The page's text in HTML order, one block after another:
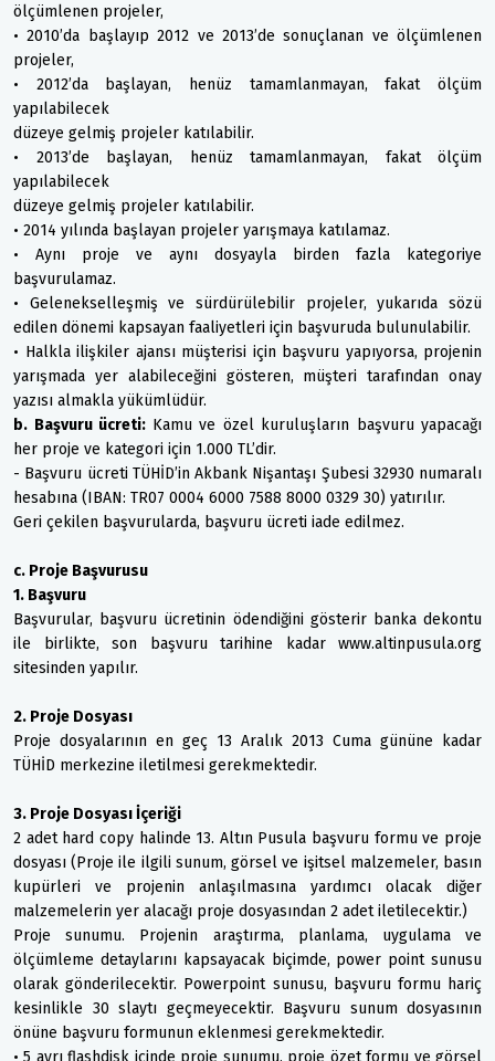
ölçümlenen projeler,
• 2010’da başlayıp 2012 ve 2013’de sonuçlanan ve ölçümlenen
projeler,
• 2012’da başlayan, henüz tamamlanmayan, fakat ölçüm
yapılabilecek
düzeye gelmiş projeler katılabilir.
• 2013’de başlayan, henüz tamamlanmayan, fakat ölçüm
yapılabilecek
düzeye gelmiş projeler katılabilir.
• 2014 yılında başlayan projeler yarışmaya katılamaz.
• Aynı proje ve aynı dosyayla birden fazla kategoriye
başvurulamaz.
• Gelenekselleşmiş ve sürdürülebilir projeler, yukarıda sözü
edilen dönemi kapsayan faaliyetleri için başvuruda bulunulabilir.
• Halkla ilişkiler ajansı müşterisi için başvuru yapıyorsa, projenin
yarışmada yer alabileceğini gösteren, müşteri tarafından onay
yazısı almakla yükümlüdür.
b. Başvuru ücreti: Kamu ve özel kuruluşların başvuru yapacağı
her proje ve kategori için 1.000 TL’dir.
- Başvuru ücreti TÜHİD’in Akbank Nişantaşı Şubesi 32930 numaralı
hesabına (IBAN: TR07 0004 6000 7588 8000 0329 30) yatırılır.
Geri çekilen başvurularda, başvuru ücreti iade edilmez.
c. Proje Başvurusu
1. Başvuru
Başvurular, başvuru ücretinin ödendiğini gösterir banka dekontu
ile birlikte, son başvuru tarihine kadar www.altinpusula.org
sitesinden yapılır.
2. Proje Dosyası
Proje dosyalarının en geç 13 Aralık 2013 Cuma gününe kadar
TÜHİD merkezine iletilmesi gerekmektedir.
3. Proje Dosyası İçeriği
2 adet hard copy halinde 13. Altın Pusula başvuru formu ve proje
dosyası (Proje ile ilgili sunum, görsel ve işitsel malzemeler, basın
kupürleri ve projenin anlaşılmasına yardımcı olacak diğer
malzemelerin yer alacağı proje dosyasından 2 adet iletilecektir.)
Proje sunumu. Projenin araştırma, planlama, uygulama ve
ölçümleme detaylarını kapsayacak biçimde, power point sunusu
olarak gönderilecektir. Powerpoint sunusu, başvuru formu hariç
kesinlikle 30 slaytı geçmeyecektir. Başvuru sunum dosyasının
önüne başvuru formunun eklenmesi gerekmektedir.
• 5 ayrı flashdisk içinde proje sunumu, proje özet formu ve görsel